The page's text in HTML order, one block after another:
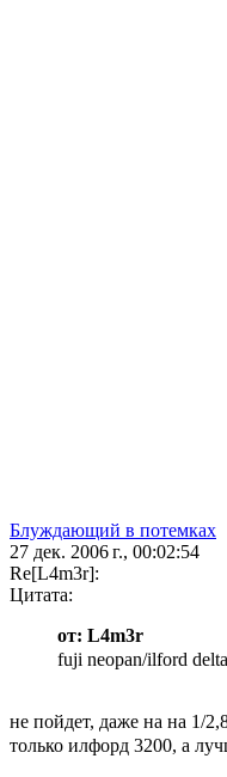
Блуждающий в потемках
27 дек. 2006 г., 00:02:54
Re[L4m3r]:
Цитата:
от: L4m3r
fuji neopan/ilford
не пойдет, даже на на 1/
только илфорд 3200, а